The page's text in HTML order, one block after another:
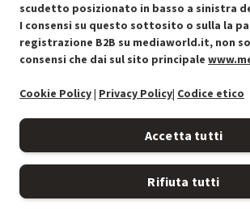
Preferenze cookie
Informativa privacy
Accessibilità
scudetto posizionato in basso a sinistra
I consensi su questo sottosito o sulla la
registrazione B2B su mediaworld.it, non
consensi che dai sul sito principale
Cookie Policy| Privacy Policy| Codice etico
Accetta tutti
Rifiuta tutti